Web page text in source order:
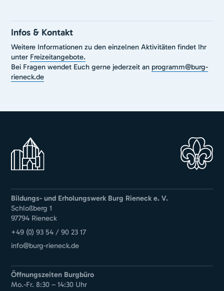
Infos & Kontakt
Weitere Informationen zu den einzelnen Aktivitäten findet Ihr
unter Freizeitangebote.
Bei Fragen wendet Euch gerne jederzeit an programm@burg-
rieneck.de
Bildungs- und Erholungswerk Burg Rieneck e. V.
Schloßberg 1
97794 Rieneck
+49 (0) 93 54 / 90 23 17
info@burg-rieneck.de
Öffnungszeiten Burgbüro
Mo.-Fr. 8:30 – 14:30 Uhr